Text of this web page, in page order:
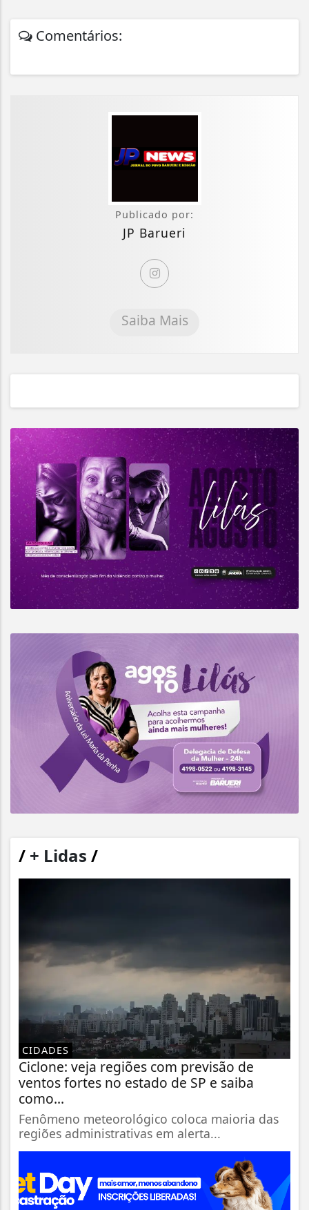
Comentários:
Publicado por:
JP Barueri
Saiba Mais
/ + Lidas /
CIDADES
Ciclone: veja regiões com previsão de
ventos fortes no estado de SP e saiba
como...
Fenômeno meteorológico coloca maioria das
regiões administrativas em alerta...